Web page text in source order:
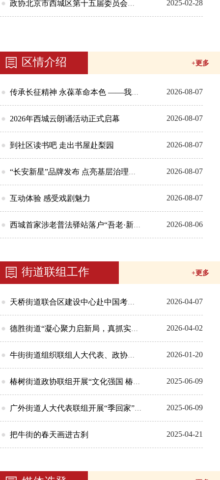
政协北京市西城区第十五届委员会常务委员会... 2025-02-28
+更多
区情介绍
传承长征精神 永葆革命本色 ——我区... 2026-08-07
2026年西城云朗诵活动正式启幕 2026-08-07
到社区读书吧 走出书屋赴梨园 2026-08-07
“长安新星”品牌发布 点亮基层治理新... 2026-08-07
互动体验 感受戏剧魅力 2026-08-07
西城首家涉老普法驿站落户“吾老·新街... 2026-08-06
+更多
街道联组工作
天桥街道联合区建设中心赴中国考古博物馆开... 2026-04-07
德胜街道“凝心聚力启新局，真抓实干谱新篇... 2026-04-02
牛街街道组织联组人大代表、政协委员视察牛... 2026-01-20
椿树街道政协联组开展“文化强国 椿锋聚力... 2025-06-09
广外街道人大代表联组开展“季回家”活动 2025-06-09
把牛街的春天画进古刹 2025-04-21